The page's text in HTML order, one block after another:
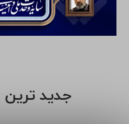
جدید ترین